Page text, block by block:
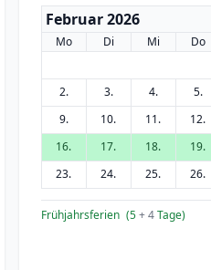
Februar 2026
Mo Di Mi Do
2.
3. 4. 5.
9.
10. 11. 12.
16.
17. 18. 19.
23.
24. 25. 26.
Frühjahrsferien (5+ 4Tage)